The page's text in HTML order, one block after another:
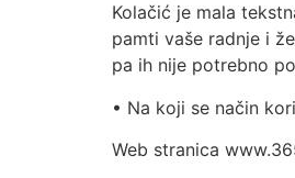
Kolačić je mala
pamti vaše radnje i
pa ih nije potrebno
• Na koji se način
Web stranica